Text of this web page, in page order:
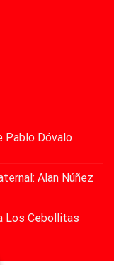
Pablo Dóvalo
Alan Núñez
Los Cebollitas